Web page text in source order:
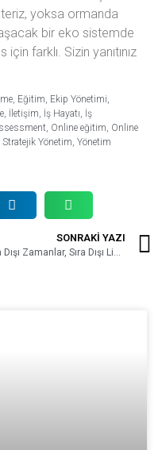
yoksa ormanda
bir eko sistemde
için farklı. Sizin yanıtınız
, Eğitim, Ekip Yönetimi,
, İletişim, İş Hayatı, İş
, Online eğitim, Online
Stratejik Yönetim,Yönetim
SONRAKİ YAZI
Sıra Dışı Zamanlar, Sıra Dışı Liderlik